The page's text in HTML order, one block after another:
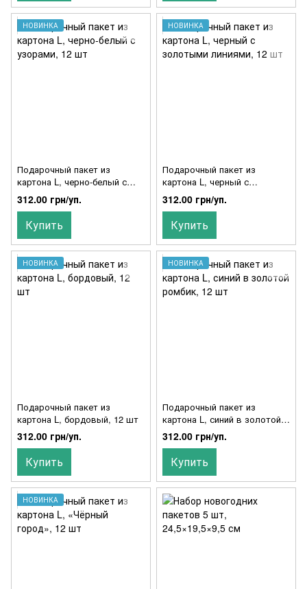
НОВИНКА
Подарочный пакет из
картона L, черно-белый с
узорами, 12 шт
312.00 грн/уп.
Купить
НОВИНКА
Подарочный пакет из
картона L, черный с
золотыми линиями, 12 шт
312.00 грн/уп.
Купить
НОВИНКА
Подарочный пакет из
картона L, бордовый, 12 шт
312.00 грн/уп.
Купить
НОВИНКА
Подарочный пакет из
картона L, синий в золотой
ромбик, 12 шт
312.00 грн/уп.
Купить
НОВИНКА